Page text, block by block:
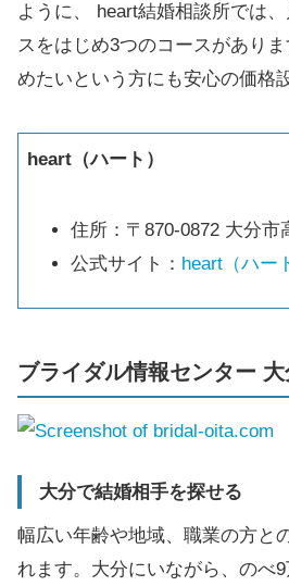
ように、 heart結婚相談所では
スをはじめ3つのコースがあり
めたいという方にも安心の価格
heart（ハート）
住所：〒870-0872 大分市
公式サイト： heart（ハー
ブライダル情報センター
大分で結婚相手を探せる
幅広い年齢や地域、職業の方と
れます。大分にいながら、のべ